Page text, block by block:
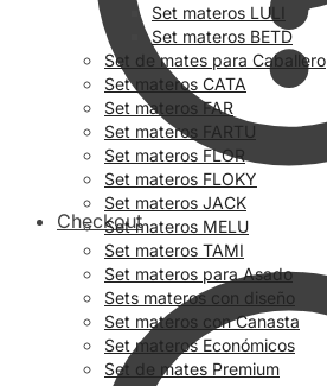
Checkout
Set materos LULI
Set materos BETD
Set de mates para Caballero
Set materos CATA
Set materos FAR
Set materos FARTU
Set materos FLOR
Set materos FLOKY
Set materos JACK
Set materos MELU
Set materos TAMI
Set materos para Asado
Sets materos con diseño
Set materos con Canasta
Set materos Económicos
Set de mates Premium